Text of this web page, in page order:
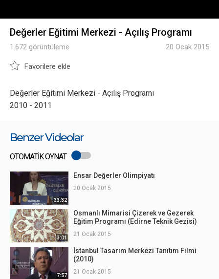
Değerler Eğitimi Merkezi - Açılış Programı
1.672 görüntüleme 20 Ocak 2015
Favorilere ekle
Değerler Eğitimi Merkezi - Açılış Programı
2010 - 2011
Benzer Videolar
OTOMATİK OYNAT
33:32
Ensar Değerler Olimpiyatı
20 Ocak 2015
3:01
Osmanlı Mimarisi Çizerek ve Gezerek
Eğitim Programı (Edirne Teknik Gezisi)
21 Ocak 2015
7:57
İstanbul Tasarım Merkezi Tanıtım Filmi
(2010)
21 Ocak 2015